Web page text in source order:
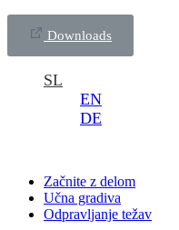
Downloads
SL
EN
DE
Začnite z delom
Učna gradiva
Odpravljanje težav